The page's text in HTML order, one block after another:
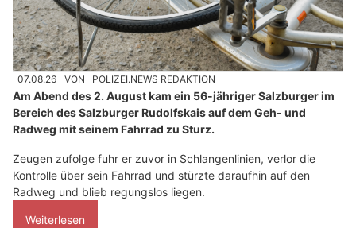
07.08.26 VON POLIZEI.NEWS REDAKTION
Am Abend des 2. August kam ein 56-jähriger Salzburger im
Bereich des Salzburger Rudolfskais auf dem Geh- und
Radweg mit seinem Fahrrad zu Sturz.
Zeugen zufolge fuhr er zuvor in Schlangenlinien, verlor die
Kontrolle über sein Fahrrad und stürzte daraufhin auf den
Radweg und blieb regungslos liegen.
Weiterlesen